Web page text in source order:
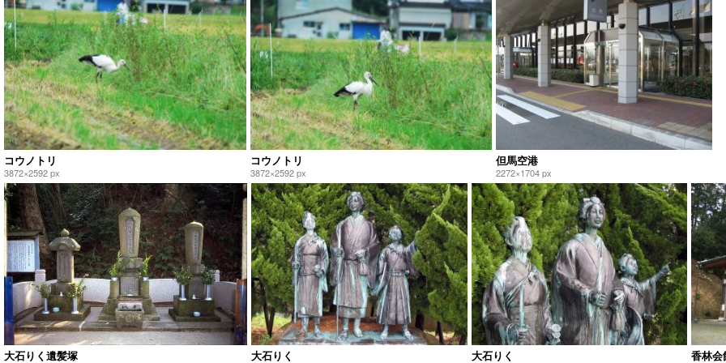
コウノトリ
3872×2592 px
コウノトリ
3872×2592 px
但馬空港
2272×1704 px
大石りく遺髪塚 大石りく 大石りく 香林会